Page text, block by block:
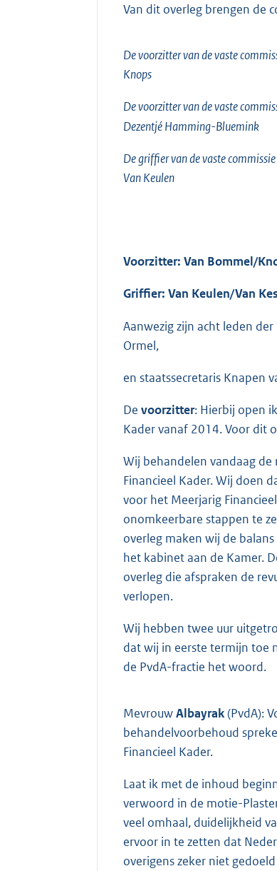
Van dit overleg brengen de
De voorzitter van de vaste
Knops
De voorzitter van de vaste
Dezentjé Hamming-Bluemink
De griffier van de vaste
Van Keulen
Voorzitter: Van Bommel/
Griffier: Van Keulen/Van
Aanwezig zijn acht leden
Ormel,
en staatssecretaris Knapen
De voorzitter: Hierbij open
Kader vanaf 2014. Voor dit
Wij behandelen vandaag
Financieel Kader. Wij doen
voor het Meerjarig
onomkeerbare stappen te
overleg maken wij de
het kabinet aan de Kamer.
overleg die afspraken de
verlopen.
Wij hebben twee uur
dat wij in eerste termijn toe
de PvdA-fractie het woord.
MevrouwAlbayrak(PvdA):
behandelvoorbehoud
Financieel Kader.
Laat ik met de inhoud
verwoord in de motie-
veel omhaal, duidelijkheid
ervoor in te zetten dat
overigens zeker niet